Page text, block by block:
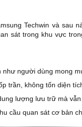
Techwin và sau
sát trong khu vực
như người dùng mong
trần, không tốn diện
lượng lưu trữ mà
cầu quan sát cơ bản